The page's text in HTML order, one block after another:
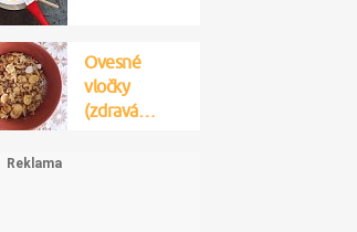
Ovesné
vločky
(zdravá…